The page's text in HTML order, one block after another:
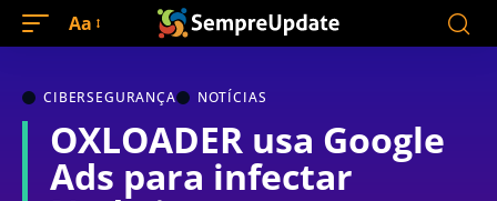
Aa
CIBERSEGURANÇA NOTÍCIAS
OXLOADER usa Google
Ads para infectar